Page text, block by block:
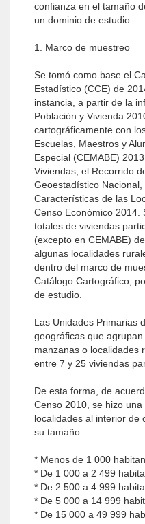
confianza en el tamaño
un dominio de estudio.
1. Marco de muestreo
Se tomó como base el
Estadístico (CCE) de
instancia, a partir de la
Población y Vivienda
cartográficamente con
Escuelas, Maestros y
Especial (CEMABE)
Viviendas; el Recorrido
Geoestadístico
Características de las
Censo Económico 2014.
totales de viviendas
(excepto en CEMABE)
algunas localidades
dentro del marco de
Catálogo Cartográfico,
de estudio.
Las Unidades Primarias
geográficas que
manzanas o localidades
entre 7 y 25 viviendas
De esta forma, de
Censo 2010, se hizo
localidades al interior de
su tamaño:
* Menos de 1 000
* De 1 000 a 2 499
* De 2 500 a 4 999
* De 5 000 a 14 999
* De 15 000 a 49 999